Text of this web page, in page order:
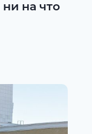
на что